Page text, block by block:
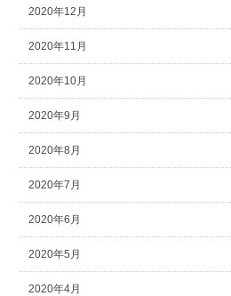
2020年12月
2020年11月
2020年10月
2020年9月
2020年8月
2020年7月
2020年6月
2020年5月
2020年4月